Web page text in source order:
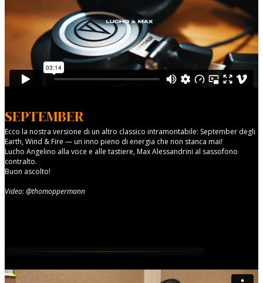
SEPTEMBER
Ecco la nostra versione di un altro classico intramontabile: September degli
Earth, Wind & Fire — un inno pieno di energia che non stanca mai!
Lucho Angelino alla voce e alle tastiere, Max Alessandrini al sassofono
contralto.
Buon ascolto!
Video: @thomoppermann